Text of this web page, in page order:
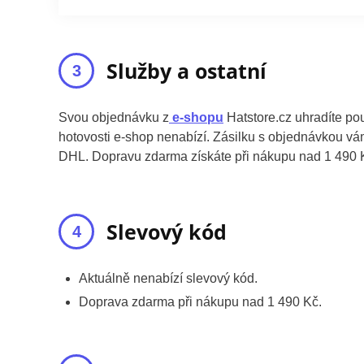
Služby a ostatní
Svou objednávku z e-shopu Hatstore.cz uhradíte
hotovosti e-shop nenabízí. Zásilku s objednávkou
DHL. Dopravu zdarma získáte při nákupu nad 1 490
Slevový kód
Aktuálně nenabízí slevový kód.
Doprava zdarma při nákupu nad 1 490 Kč.